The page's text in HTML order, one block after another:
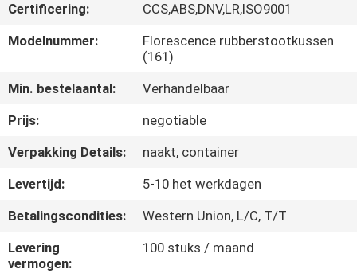
FABRIEKSRONDLEIDING
KWALITEITSCONTROLE
NEEM
CONTACT
MET
ONS
OP
Certificering:
CCS,ABS,DNV,LR,ISO9001
Modelnummer:
Florescence rubberstootkussen
(161)
Min. bestelaantal:
Verhandelbaar
Prijs:
negotiable
Verpakking Details:
naakt, container
Levertijd:
5-10 het werkdagen
Betalingscondities:
Western Union, L/C, T/T
Levering
vermogen:
100 stuks / maand